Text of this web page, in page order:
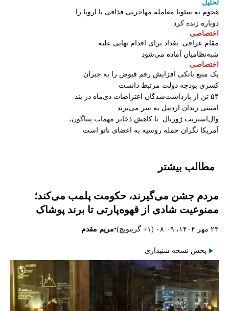
تحلیل
هجوم به سئوتا معامله مهاجرتی قذافی با اروپا را
دوباره زنده کرد
اختصاصی
مقام عراقی: بغداد برای اقدام نهایی علیه
شبه‌نظامیان آماده می‌شود
اختصاصی
یک منبع بانکی افزایش رقم قبوض را به جبران
کسری بودجه دولت مرتبط دانست
۵۴ تن از بازداشت‌شدگان اعتراضات دی‌ماه در بند
امنیتی زندان اردبیل به سر می‌برند
وال‌استریت ژورنال: با کاهش ذخایر مهمات پنتاگون،
آمریکا نگران حمله روسیه به اعضای ناتو‌ است
مطالب بیشتر
مردم جشن می‌گیرند، حکومت پلمب می‌کند؛
ممنوعیت شادی از قهوه‌پارتی تا برند پوشاک
۲۴ مهر ۱۴۰۴، ۰۸:۰۹ (‎+۱ گرینویچ) •مریم مقدم
پخش نسخه شنیداری